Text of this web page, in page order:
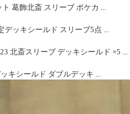
葛飾北斎 スリーブ ポケカ ...
ッキシールド スリーブ5点 ...
北斎スリーブ デッキシールド ×5 ...
キシールド ダブルデッキ ...